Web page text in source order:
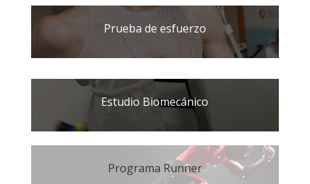
Prueba de esfuerzo
Estudio Biomecánico
Programa Runner